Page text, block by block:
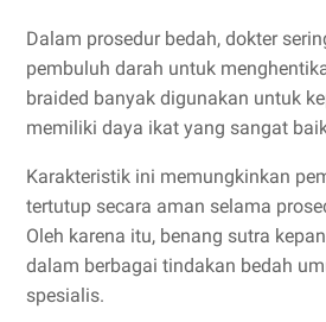
Dalam prosedur bedah, dokter
pembuluh darah untuk
braided banyak digunakan untuk
memiliki daya ikat yang sangat
Karakteristik ini memungkinkan
tertutup secara aman selama
Oleh karena itu, benang sutra
dalam berbagai tindakan bedah
spesialis.